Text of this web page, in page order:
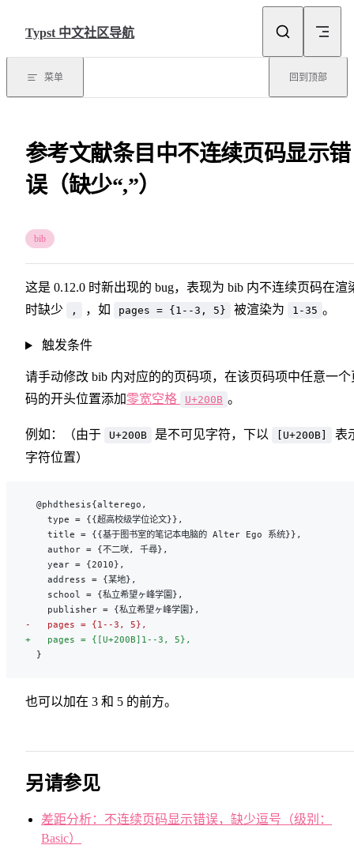
Typst 中文社区导航
菜单 回到顶部
参考文献条目中不连续页码显示错
误（缺少“,”）
bib
这是 0.12.0 时新出现的 bug，表现为 bib 内不连续页码在渲
时缺少
, ，如 pages = {1--3, 5} 被渲染为 1-35 。
触发条件
请手动修改 bib 内对应的的页码项，在该页码项中任意一个
码的开头位置添加零宽空格 U+200B 。
例如：（由于 U+200B 是不可见字符，下以 [U+200B]
表
字符位置）
  @phdthesis{alterego,
    type = {{超高校级学位论文}},
    title = {{基于图书室的笔记本电脑的 Alter Ego 系统}},
    author = {不二咲, 千尋},
    year = {2010},
    address = {某地},
    school = {私立希望ヶ峰学園},
    publisher = {私立希望ヶ峰学園},
-   pages = {1--3, 5},
+   pages = {[U+200B]1--3, 5},
  }
也可以加在 3 和 5 的前方。
另请参见
差距分析：不连续页码显示错误，缺少逗号（级别：
Basic）